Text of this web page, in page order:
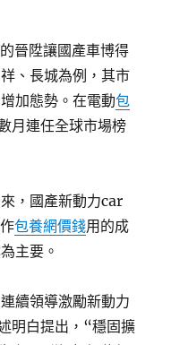
晉陞讓國產車博得
、長城為例，其市
加態勢。在電動包
月連任全球市場榜
，國產新動力car
包養網價錢用的成
主要。
續領導激勵新動力
明白提出，“穩固擴